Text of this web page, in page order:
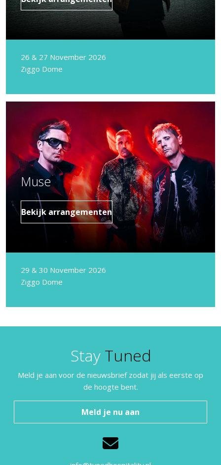
26 & 27 November 2026
Ziggo Dome
Muse
Bekijk arrangementen
29 & 30 November 2026
Ziggo Dome
StayTuned
Meld je aan voor de nieuwsbrief zodat jij als eerste op
de hoogte bent.
Meld je nu aan